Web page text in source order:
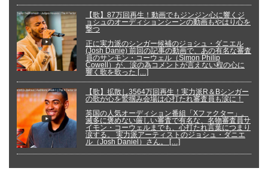
【歌】87万回再生！動画でもジンジン心に響くジ
ョシュのオーディションシーンの動画もやはり心を
撃つ
正に実力派のシンガー候補のジョシュ・ダニエル
(Josh Danie) 前回の記事の動画で、あの有名な審査
員のサンモン・コーウェル（Simon Philip
Cowell）が、涙の為コメントが言えない程の心に
響く歌を歌った […]
【歌】拡散し3564万回再生！実力派R＆Bシンガー
の歌が心を鷲掴み会場は心打たれ審査員も涙に！
英国の人気オーディション番組「Xファクター」。
滅多に褒めない厳しい審査で有名な、名物審査員サ
イモン・コーウェルまでも、心打たれ言葉につまり
涙する。 実力派アーティストのジョシュ・ダニエ
ル（Josh Daniel）さん。 […]